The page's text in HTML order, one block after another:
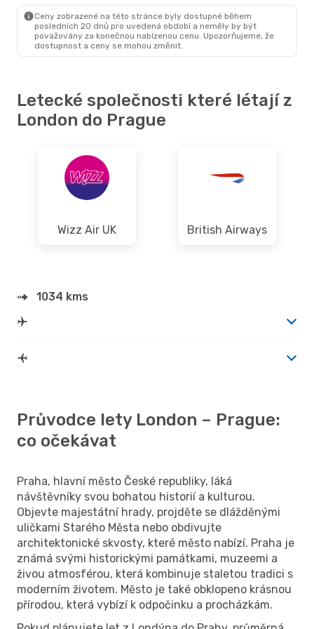
Ceny zobrazené na této stránce byly dostupné během
posledních 20 dnů pro uvedená období a neměly by být
považovány za konečnou nabízenou cenu. Upozorňujeme, že
dostupnost a ceny se mohou změnit.
Letecké společnosti které létají z
London do Prague
Wizz Air UK British Airways
1034 kms
Průvodce lety London – Prague:
co očekávat
Praha, hlavní město České republiky, láká
návštěvníky svou bohatou historií a kulturou.
Objevte majestátní hrady, projděte se dlážděnými
uličkami Starého Města nebo obdivujte
architektonické skvosty, které město nabízí. Praha je
známá svými historickými památkami, muzeemi a
živou atmosférou, která kombinuje staletou tradici s
moderním životem. Město je také obklopeno krásnou
přírodou, která vybízí k odpočinku a procházkám.